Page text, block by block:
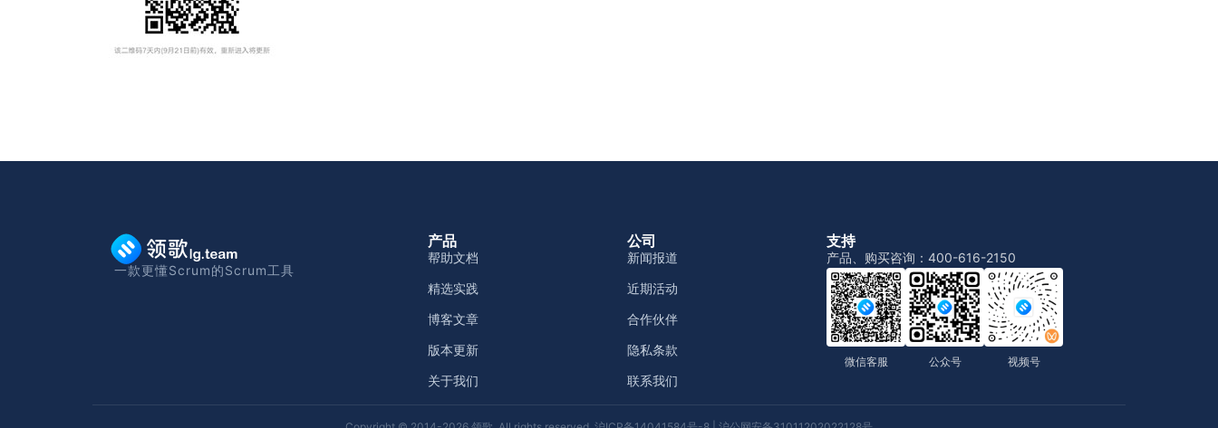
一款更懂Scrum的Scrum工具
产品
帮助文档
精选实践
博客文章
版本更新
关于我们
公司
新闻报道
近期活动
合作伙伴
隐私条款
联系我们
支持
产品、购买咨询：400-616-2150
微信客服 公众号 视频号